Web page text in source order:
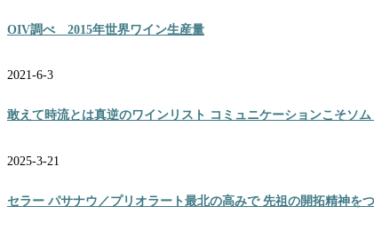
OIV調べ 2015年世界ワイン生産量
2021-6-3
敢えて時流とは真逆のワインリスト コミュニケーションこそソ
2025-3-21
セラー パサナウ／プリオラート最北の高みで 先祖の開拓精神を